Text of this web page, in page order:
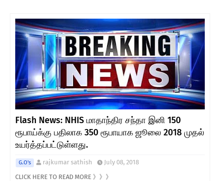
Flash News: NHIS மாதாந்திர சந்தா இனி 150
ரூபாய்க்கு பதிலாக 350 ரூபாயாக ஜூலை 2018 முதல்
உயர்த்தப்பட்டுள்ளது.
G.O's rajkumar sathish
July 08, 2018
CLICK HERE TO READ MORE 》》》